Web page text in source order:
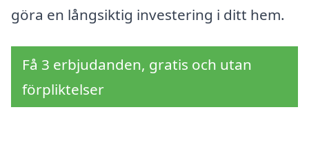
göra en långsiktig investering i ditt hem.
Få 3 erbjudanden, gratis och utan
förpliktelser